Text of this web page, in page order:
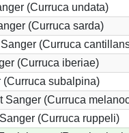
(Curruca undata)
(Curruca sarda)
(Curruca
(Curruca iberiae)
(Curruca subalpina)
Sanger (Curruca
(Curruca ruppeli)